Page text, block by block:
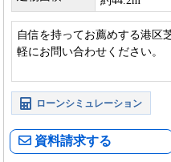
自信を持ってお薦めする港区
軽にお問い合わせください。
ローンシミュレーション
資料請求する